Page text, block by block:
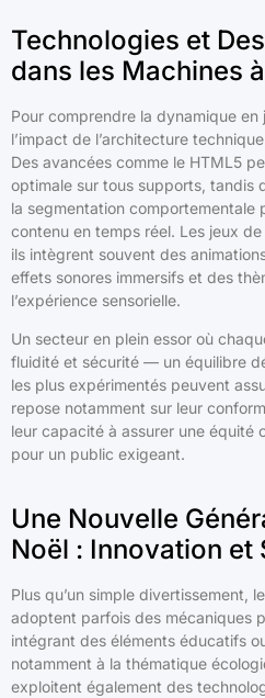
Technologies et
dans les Machines
Pour comprendre la dynamique en
l’impact de l’architecture
Des avancées comme le HTML5
optimale sur tous supports, tandis
la segmentation comportementale
contenu en temps réel. Les jeux
ils intègrent souvent des
effets sonores immersifs et des
l’expérience sensorielle.
Un secteur en plein essor où
fluidité et sécurité — un équilibre
les plus expérimentés peuvent
repose notamment sur leur
leur capacité à assurer une équité
pour un public exigeant.
Une Nouvelle
Noël : Innovation et
Plus qu’un simple divertissement,
adoptent parfois des mécaniques
intégrant des éléments éducatifs
notamment à la thématique
exploitent également des